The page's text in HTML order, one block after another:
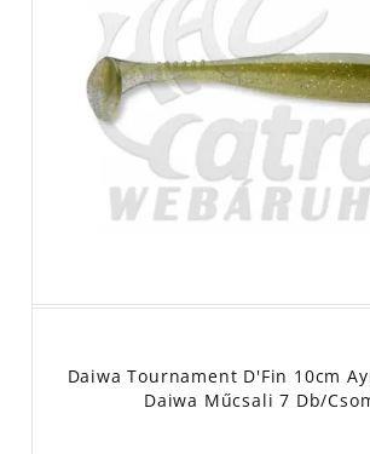
Daiwa Tournament D'Fin 10cm
Daiwa Műcsali 7 Db/